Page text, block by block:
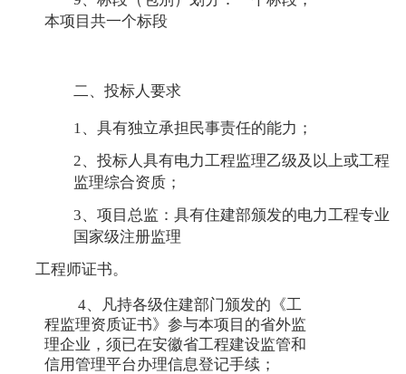
本项目共一个标段
二、投标人要求
1、具有独立承担民事责任的能力；
2、投标人具有电力工程监理乙级及以上或工程
监理综合资质；
3、项目总监：具有住建部颁发的电力工程专业
国家级注册监理
工程师证书。
4、凡持各级住建部门颁发的《工
程监理资质证书》参与本项目的省外监
理企业，须已在安徽省工程建设监管和
信用管理平台办理信息登记手续；